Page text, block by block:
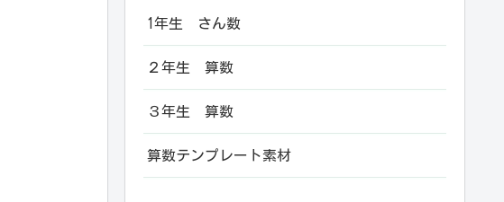
1年生 さん数
２年生 算数
３年生 算数
算数テンプレート素材